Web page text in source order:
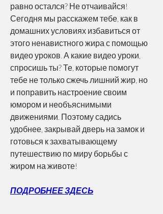
равно остался? Не отчаивайся!
Сегодня мы расскажем тебе, как в
домашних условиях избавиться от
этого ненавистного жира с помощью
видео уроков. А какие видео уроки,
спросишь ты? Те, которые помогут
тебе не только сжечь лишний жир, но
и поправить настроение своим
юмором и необъяснимыми
движениями. Поэтому садись
удобнее, закрывай дверь на замок и
готовься к захватывающему
путешествию по миру борьбы с
жиром на животе!
ПОДРОБНЕЕ ЗДЕСЬ